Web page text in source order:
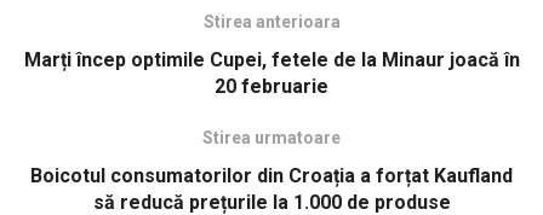
Stirea anterioara
Marți încep optimile Cupei, fetele de la Minaur joacă în
20 februarie
Stirea urmatoare
Boicotul consumatorilor din Croația a forțat Kaufland
să reducă prețurile la 1.000 de produse